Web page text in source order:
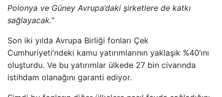
Polonya ve Güney Avrupa’daki şirketlere de katkı
sağlayacak.”
Son iki yılda Avrupa Birliği fonları Çek
Cumhuriyeti’ndeki kamu yatırımlarının yaklaşık %40’ını
oluşturdu. Ve bu yatırımlar ülkede 27 bin civarında
istihdam olanağını garanti ediyor.